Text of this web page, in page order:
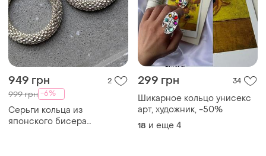
949 грн 2
999 грн -6%
Серьги кольца из
японского бисера
299 грн 34
Шикарное кольцо унисекс
арт, художник, -50%
18 и еще 4